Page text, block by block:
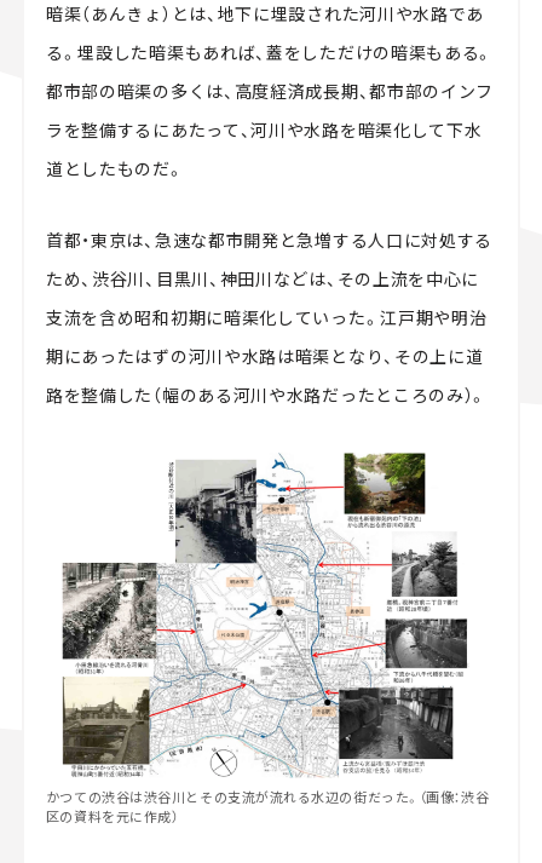
暗渠（あんきょ）とは、地下に埋設された河川や水路であ
る。埋設した暗渠もあれば、蓋をしただけの暗渠もある。
都市部の暗渠の多くは、高度経済成長期、都市部のインフ
ラを整備するにあたって、河川や水路を暗渠化して下水
道としたものだ。
首都・東京は、急速な都市開発と急増する人口に対処する
ため、渋谷川、目黒川、神田川などは、その上流を中心に
支流を含め昭和初期に暗渠化していった。江戸期や明治
期にあったはずの河川や水路は暗渠となり、その上に道
路を整備した（幅のある河川や水路だったところのみ）。
かつての渋谷は渋谷川とその支流が流れる水辺の街だった。（画像：渋谷
区の資料を元に作成）